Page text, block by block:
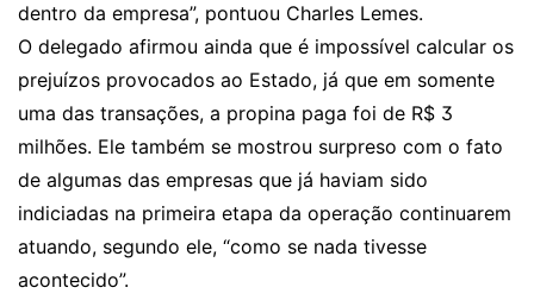
dentro da empresa”, pontuou Charles Lemes.
O delegado afirmou ainda que é impossível calcular os
prejuízos provocados ao Estado, já que em somente
uma das transações, a propina paga foi de R$ 3
milhões. Ele também se mostrou surpreso com o fato
de algumas das empresas que já haviam sido
indiciadas na primeira etapa da operação continuarem
atuando, segundo ele, “como se nada tivesse
acontecido”.